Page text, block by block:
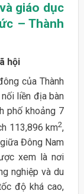
giáo dục
– Thành
hội
của Thành
liền địa bàn
phố khoảng 7
113,896 km2,
Đông Nam
xem là nơi
nghiệp và du
độ khá cao,